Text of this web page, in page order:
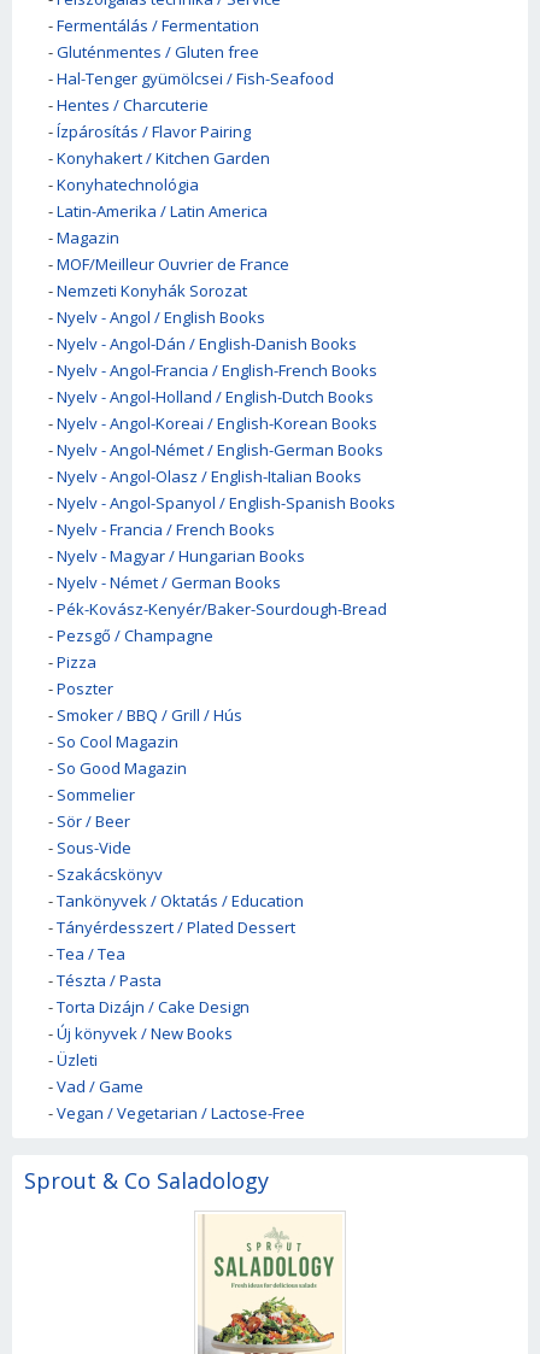
-Fermentálás / Fermentation
-Gluténmentes / Gluten free
-Hal-Tenger gyümölcsei / Fish-Seafood
-Hentes / Charcuterie
-Ízpárosítás / Flavor Pairing
-Konyhakert / Kitchen Garden
-Konyhatechnológia
-Latin-Amerika / Latin America
-Magazin
-MOF/Meilleur Ouvrier de France
-Nemzeti Konyhák Sorozat
-Nyelv - Angol / English Books
-Nyelv - Angol-Dán / English-Danish Books
-Nyelv - Angol-Francia / English-French Books
-Nyelv - Angol-Holland / English-Dutch Books
-Nyelv - Angol-Koreai / English-Korean Books
-Nyelv - Angol-Német / English-German Books
-Nyelv - Angol-Olasz / English-Italian Books
-Nyelv - Angol-Spanyol / English-Spanish Books
-Nyelv - Francia / French Books
-Nyelv - Magyar / Hungarian Books
-Nyelv - Német / German Books
-Pék-Kovász-Kenyér/Baker-Sourdough-Bread
-Pezsgő / Champagne
-Pizza
-Poszter
- Smoker / BBQ / Grill / Hús
- So Cool Magazin
- So Good Magazin
- Sommelier
- Sör / Beer
- Sous-Vide
- Szakácskönyv
-Tankönyvek / Oktatás / Education
-Tányérdesszert / Plated Dessert
-Tea / Tea
-Tészta / Pasta
-Torta Dizájn / Cake Design
-Új könyvek / New Books
-Üzleti
-Vad / Game
-Vegan / Vegetarian / Lactose-Free
Sprout & Co Saladology